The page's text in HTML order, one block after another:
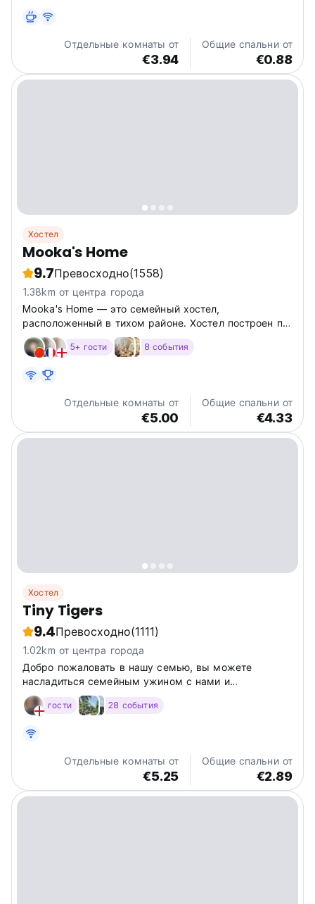
Отдельные комнаты от
€3.94
Общие спальни от
€0.88
Хостел
Mooka's Home
9.7Превосходно(1558)
1.38km от центра города
Mooka's Home — это семейный хостел,
расположенный в тихом районе. Хостел построен по
нашему желанию.
5+ гости 8 события
Отдельные комнаты от
€5.00
Общие спальни от
€4.33
Хостел
Tiny Tigers
9.4Превосходно(1111)
1.02km от центра города
Добро пожаловать в нашу семью, вы можете
насладиться семейным ужином с нами и
познакомиться с другими путешественниками,
расслабиться или поиграть в бильярд на крыше,
гости 28 события
Отдельные комнаты от
€5.25
Общие спальни от
€2.89